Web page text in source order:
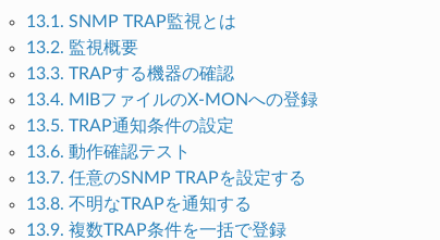
13.1. SNMP TRAP監視とは
13.2. 監視概要
13.3. TRAPする機器の確認
13.4. MIBファイルのX-MONへの登録
13.5. TRAP通知条件の設定
13.6. 動作確認テスト
13.7. 任意のSNMP TRAPを設定する
13.8. 不明なTRAPを通知する
13.9. 複数TRAP条件を一括で登録